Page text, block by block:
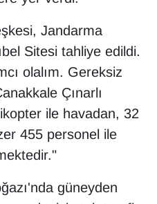
Jandarma
Sitesi tahliye edildi.
olalım. Gereksiz
Çınarlı
ile havadan, 32
455 personel ile
güneyden